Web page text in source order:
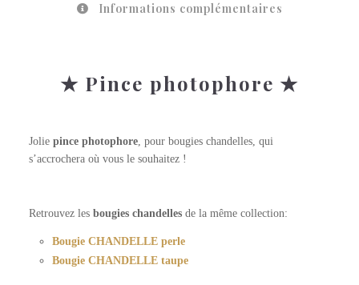
Informations complémentaires
✭ Pince photophore ✭
Jolie pince photophore, pour bougies chandelles, qui
s’accrochera où vous le souhaitez !
Retrouvez les bougies chandellesde la même collection:
Bougie CHANDELLE perle
Bougie CHANDELLE taupe